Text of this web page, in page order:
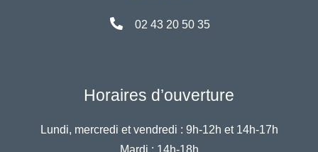
02 43 20 50 35
Horaires d’ouverture
Lundi, mercredi et vendredi : 9h-12h et 14h-17h
Mardi : 14h-18h